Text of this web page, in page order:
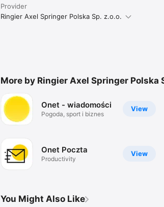
Provider
Ringier Axel Springer Polska Sp. z.o.o.
More by Ringier Axel Springer Polska
View
Onet - wiadomości
Pogoda, sport i biznes
View
Onet Poczta
Productivity
You Might Also Like